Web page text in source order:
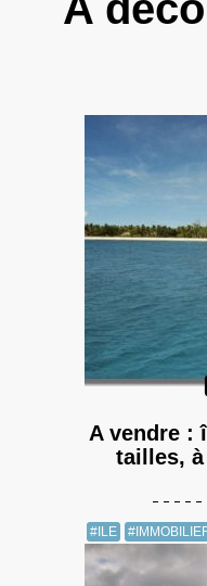
A vendre :
tailles, à
#ILE